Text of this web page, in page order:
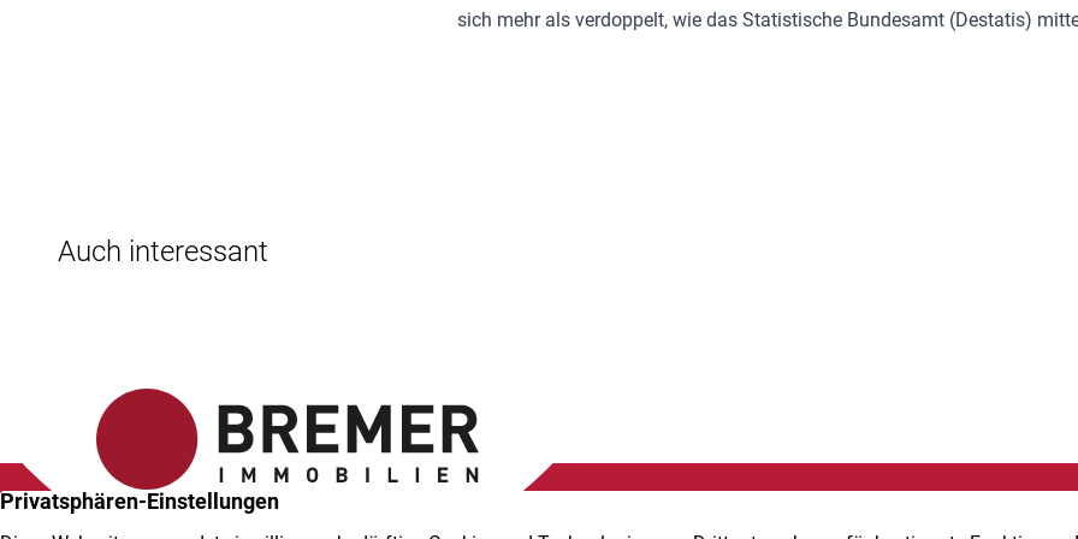
sich mehr als verdoppelt, wie das Statistische Bundesamt (Destatis)
Auch interessant